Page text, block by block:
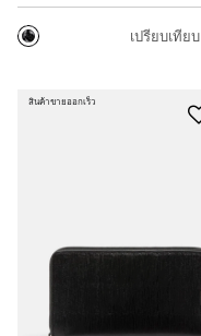
เปรียบเทียบ
สินค้าขายออกเร็ว